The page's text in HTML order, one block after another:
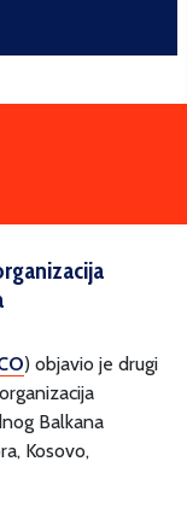
) objavio je drugi
Balkana
Kosovo,